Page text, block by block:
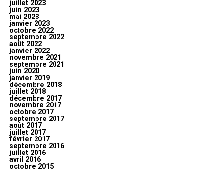
juillet 2023
juin 2023
mai 2023
janvier 2023
octobre 2022
septembre 2022
août 2022
janvier 2022
novembre 2021
septembre 2021
juin 2020
janvier 2019
décembre 2018
juillet 2018
décembre 2017
novembre 2017
octobre 2017
septembre 2017
août 2017
juillet 2017
février 2017
septembre 2016
juillet 2016
avril 2016
octobre 2015